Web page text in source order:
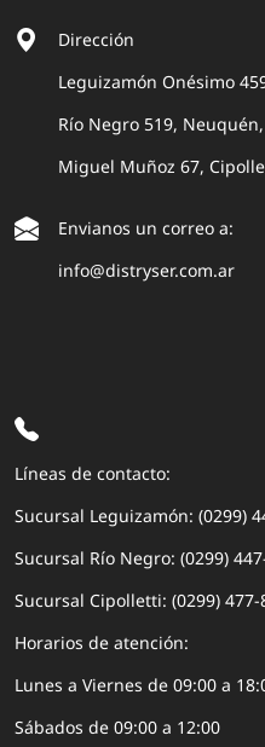
Dirección
Leguizamón Onésimo
Río Negro 519,
Miguel Muñoz 67,
Envianos un correo a:
info@distryser.com.ar
Líneas de contacto:
Sucursal Leguizamón: (0299)
Sucursal Río Negro: (0299)
Sucursal Cipolletti: (0299) 477-
Horarios de atención:
Lunes a Viernes de 09:00 a
Sábados de 09:00 a 12:00